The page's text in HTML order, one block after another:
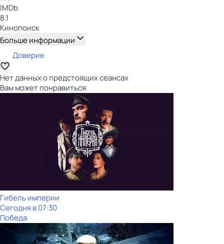
IMDb
8.1
Кинопоиск
Больше информации
Доверие
Нет данных о предстоящих сеансах
Вам может понравиться
Гибель империи
Сегодня в 07:30
Победа